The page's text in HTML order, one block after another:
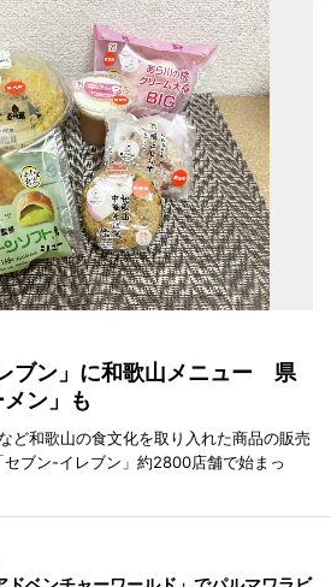
ブン」に和歌山メニュー 県
ン」も
ど和歌山の食文化を取り入れた商品の販売
ブン-イレブン」約2800店舗で始まっ